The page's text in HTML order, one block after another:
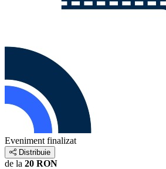
Eveniment finalizat
Distribuie
de la 20 RON